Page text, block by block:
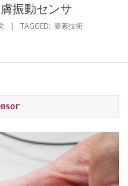
振動センサ
TAGGED: 要素技術